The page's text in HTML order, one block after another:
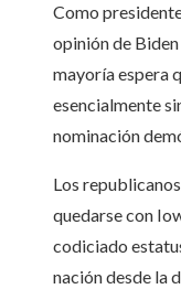
Como
opinión de
mayoría espera
esencialmente
nominación
Los
quedarse con
codiciado
nación desde la